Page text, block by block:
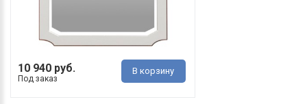
10 940 руб.
Под заказ
В корзину